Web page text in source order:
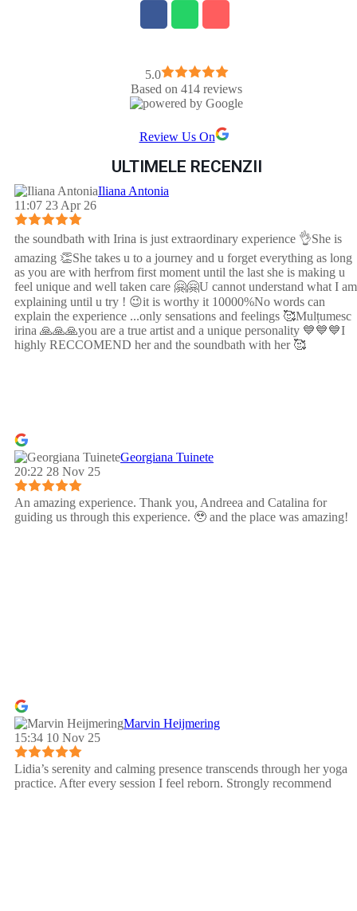
5.0
Based on 414 reviews
Review Us On
ULTIMELE RECENZII
Iliana Antonia
11:07 23 Apr 26
the soundbath with Irina is just extraordinary experience 👌She is
amazing 👏She takes u to a journey and u forget everything as long
as you are with herfrom first moment until the last she is making u
feel unique and well taken care 🤗🤗U cannot understand what I am
explaining until u try ! 😉it is worthy it 10000%No words can
explain the experience ...only sensations and feelings 🥰Mulțumesc
irina 🙏🙏🙏you are a true artist and a unique personality 💙💙💙I
highly RECCOMEND her and the soundbath with her 🥰
Georgiana Tuinete
20:22 28 Nov 25
An amazing experience. Thank you, Andreea and Catalina for
guiding us through this experience. 🥹 and the place was amazing!
Marvin Heijmering
15:34 10 Nov 25
Lidia’s serenity and calming presence transcends through her yoga
practice. After every session I feel reborn. Strongly recommend